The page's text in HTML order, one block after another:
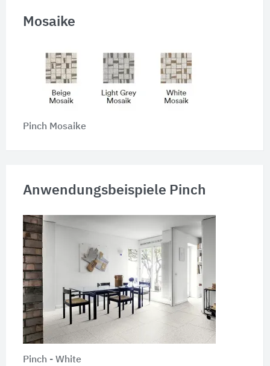
Mosaike
Pinch Mosaike
Anwendungsbeispiele Pinch
Pinch - White